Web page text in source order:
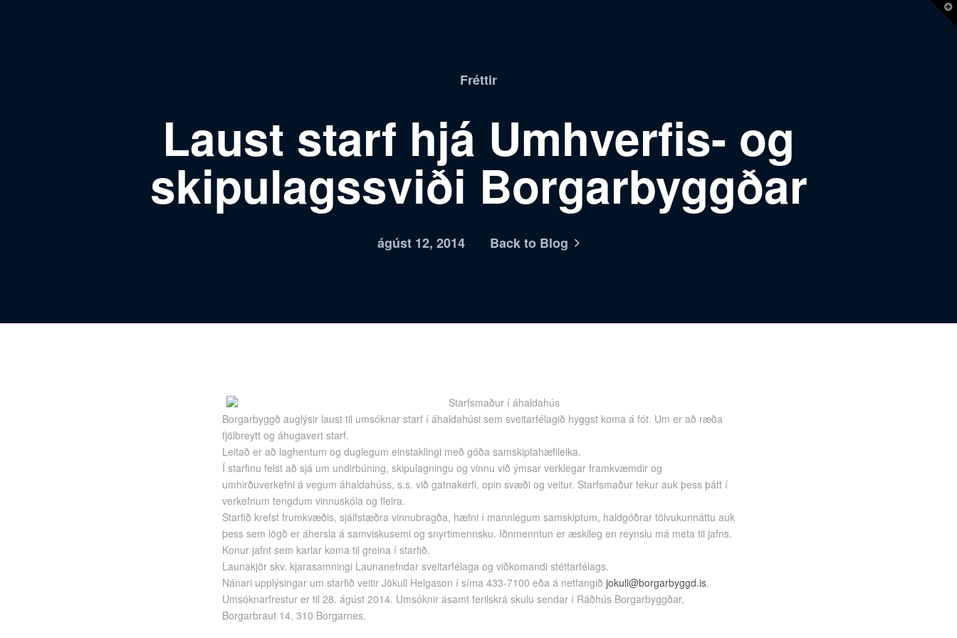
Fréttir
Laust starf hjá Umhverfis- og
skipulagssviði Borgarbyggðar
ágúst 12, 2014 Back to Blog
Starfsmaður í áhaldahús
Borgarbyggð auglýsir laust til umsóknar starf í áhaldahúsi sem sveitarfélagið hyggst koma á fót. Um er að ræða
fjölbreytt og áhugavert starf.
Leitað er að laghentum og duglegum einstaklingi með góða samskiptahæfileika.
Í starfinu felst að sjá um undirbúning, skipulagningu og vinnu við ýmsar verklegar framkvæmdir og
umhirðuverkefni á vegum áhaldahúss, s.s. við gatnakerfi, opin svæði og veitur. Starfsmaður tekur auk þess þátt í
verkefnum tengdum vinnuskóla og fleira.
Starfið krefst frumkvæðis, sjálfstæðra vinnubragða, hæfni í mannlegum samskiptum, haldgóðrar tölvukunnáttu auk
þess sem lögð er áhersla á samviskusemi og snyrtimennsku. Iðnmenntun er æskileg en reynslu má meta til jafns.
Konur jafnt sem karlar koma til greina í starfið.
Launakjör skv. kjarasamningi Launanefndar sveitarfélaga og viðkomandi stéttarfélags.
Nánari upplýsingar um starfið veitir Jökull Helgason í síma 433-7100 eða á netfangið jokull@borgarbyggd.is.
Umsóknarfrestur er til 28. ágúst 2014. Umsóknir ásamt ferilskrá skulu sendar í Ráðhús Borgarbyggðar,
Borgarbraut 14, 310 Borgarnes.